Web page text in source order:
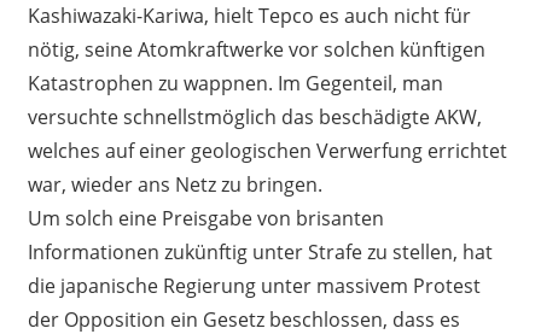
Kashiwazaki-Kariwa, hielt Tepco es auch nicht für
nötig, seine Atomkraftwerke vor solchen künftigen
Katastrophen zu wappnen. Im Gegenteil, man
versuchte schnellstmöglich das beschädigte AKW,
welches auf einer geologischen Verwerfung errichtet
war, wieder ans Netz zu bringen.
Um solch eine Preisgabe von brisanten
Informationen zukünftig unter Strafe zu stellen, hat
die japanische Regierung unter massivem Protest
der Opposition ein Gesetz beschlossen, dass es